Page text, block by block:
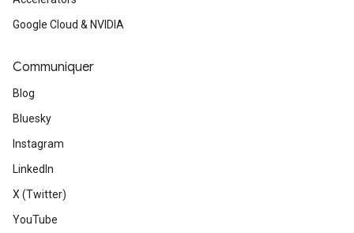
Google Cloud & NVIDIA
Communiquer
Blog
Bluesky
Instagram
LinkedIn
X (Twitter)
YouTube